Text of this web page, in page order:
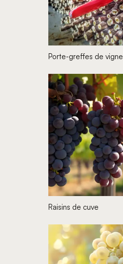
Porte-greffes de vigne
Raisins de cuve